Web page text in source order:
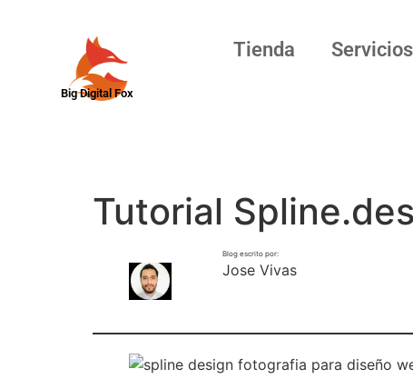
Big Digital Fox
Tienda Servicios
Tutorial
Blog escrito por:
Jose Vivas